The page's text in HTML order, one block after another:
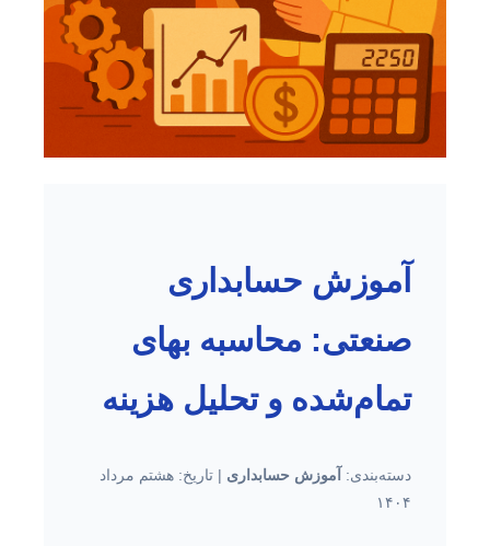
آموزش حسابداری
صنعتی: محاسبه بهای
تمام‌شده و تحلیل هزینه‌
دسته‌بندی: آموزش حسابداری | تاریخ: هشتم مرداد
۱۴۰۴